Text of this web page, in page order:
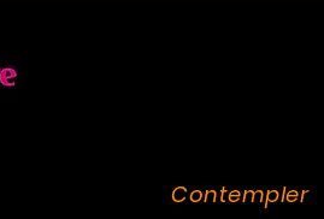
Contempler